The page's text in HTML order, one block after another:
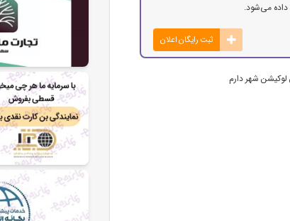
داده می‌شود.
ثبت رایگان اعلان